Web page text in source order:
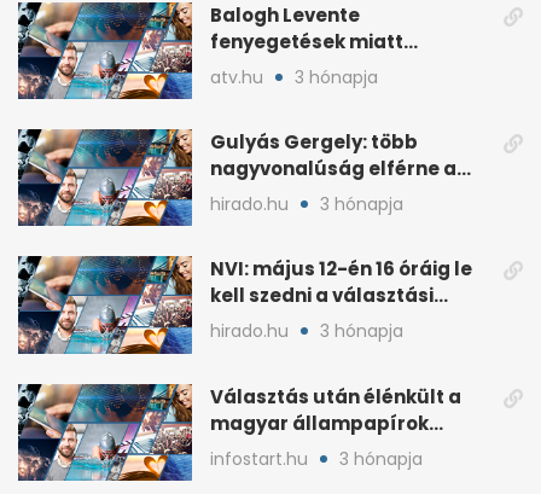
Balogh Levente
fenyegetések miatt
lemondta erdélyi előadás-
atv.hu 3 hónapja
Gulyás Gergely: több
nagyvonalúság elférne a
kétharmados győztesekben
hirado.hu 3 hónapja
NVI: május 12-én 16 óráig le
kell szedni a választási
plakátokat
hirado.hu 3 hónapja
Választás után élénkült a
magyar állampapírok
lakossági értékesítése
infostart.hu 3 hónapja